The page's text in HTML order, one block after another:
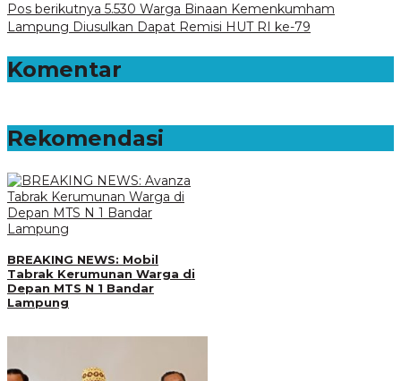
Pos berikutnya 5.530 Warga Binaan Kemenkumham
Lampung Diusulkan Dapat Remisi HUT RI ke-79
Komentar
Rekomendasi
BREAKING NEWS: Mobil
Tabrak Kerumunan Warga di
Depan MTS N 1 Bandar
Lampung